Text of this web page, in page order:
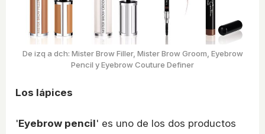
De izq a dch: Mister Brow Filler, Mister Brow Groom, Eyebrow
Pencil y Eyebrow Couture Definer
Los lápices
'Eyebrow pencil' es uno de los dos productos